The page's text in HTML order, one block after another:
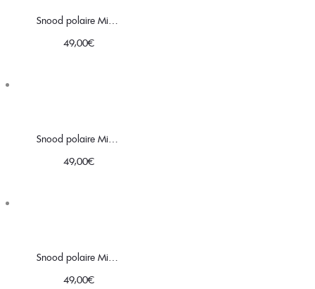
Snood polaire Minky marine │ motifs petites fleurs multicolores
49,00€
Snood polaire Minky gris │ motifs fleurs vert
49,00€
Snood polaire Minky noir │ motifs grandes fleurs multicolores
49,00€